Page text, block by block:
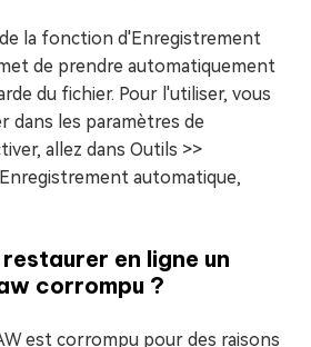
la fonction d'Enregistrement
de prendre automatiquement
du fichier. Pour l'utiliser, vous
dans les paramètres de
allez dans Outils >>
automatique,
en ligne un
corrompu ?
est corrompu pour des raisons